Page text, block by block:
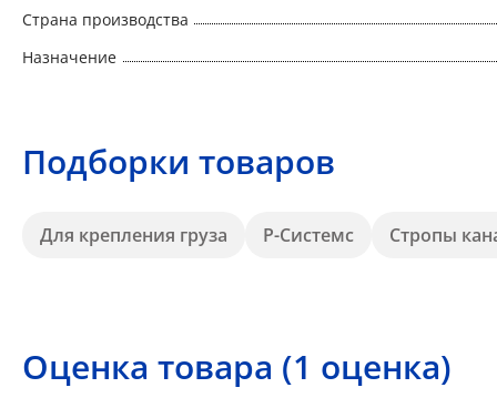
Страна производства
Назначение
Подборки товаров
Для крепления груза Р-Системс Стропы
Оценка товара (1 оценка)